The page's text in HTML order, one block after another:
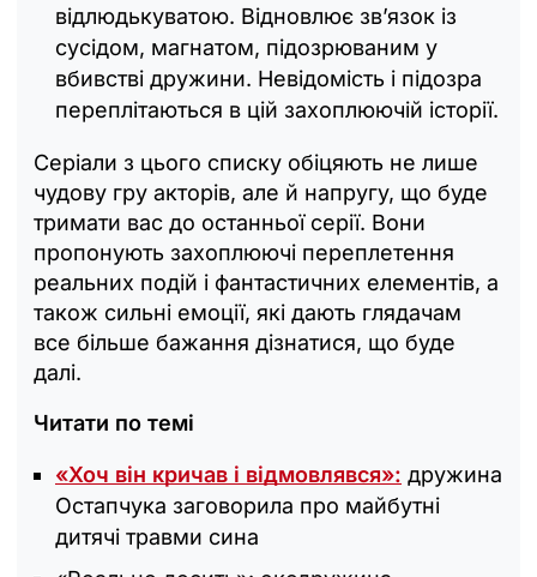
відлюдькуватою. Відновлює зв’язок із
сусідом, магнатом, підозрюваним у
вбивстві дружини. Невідомість і підозра
переплітаються в цій захоплюючій історії.
Серіали з цього списку обіцяють не лише
чудову гру акторів, але й напругу, що буде
тримати вас до останньої серії. Вони
пропонують захоплюючі переплетення
реальних подій і фантастичних елементів, а
також сильні емоції, які дають глядачам
все більше бажання дізнатися, що буде
далі.
Читати по темі
«Хоч він кричав і відмовлявся»: дружина
Остапчука заговорила про майбутні
дитячі травми сина